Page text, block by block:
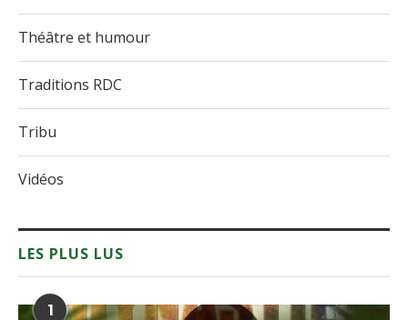
Théâtre et humour
Traditions RDC
Tribu
Vidéos
LES PLUS LUS
1